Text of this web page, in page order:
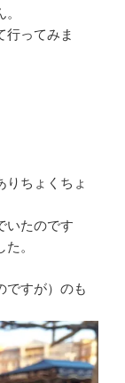
行ってみま
りちょくちょ
いたのです
。
ですが）のも